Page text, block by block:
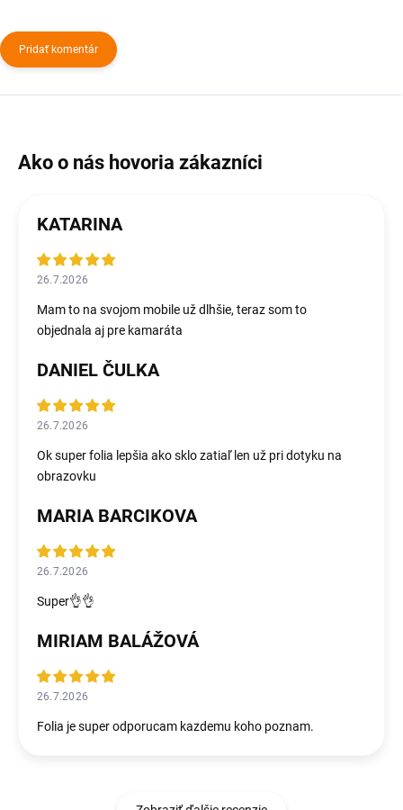
Pridať komentár
KATARINA
26.7.2026
Mam to na svojom mobile už dlhšie, teraz som to
objednala aj pre kamaráta
DANIEL ČULKA
26.7.2026
Ok super folia lepšia ako sklo zatiaľ len už pri dotyku na
obrazovku
MARIA BARCIKOVA
26.7.2026
Super👌👌
MIRIAM BALÁŽOVÁ
26.7.2026
Folia je super odporucam kazdemu koho poznam.